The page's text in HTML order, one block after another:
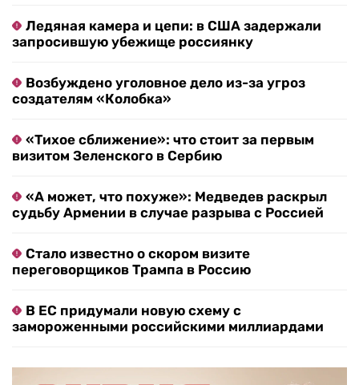
Ледяная камера и цепи: в США задержали
запросившую убежище россиянку
Возбуждено уголовное дело из-за угроз
создателям «Колобка»
«Тихое сближение»: что стоит за первым
визитом Зеленского в Сербию
«А может, что похуже»: Медведев раскрыл
судьбу Армении в случае разрыва с Россией
Стало известно о скором визите
переговорщиков Трампа в Россию
В ЕС придумали новую схему с
замороженными российскими миллиардами